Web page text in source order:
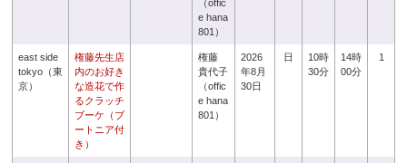
（offic
e hana
801）
east side
tokyo（東
京）
権藤先生店
内のお好き
な造花で作
るクラッチ
ブーケ（ブ
ートニア付
き）
権藤
貴代子
（offic
e hana
801）
2026
年8月
30日
日
10時
30分
14時
00分
1